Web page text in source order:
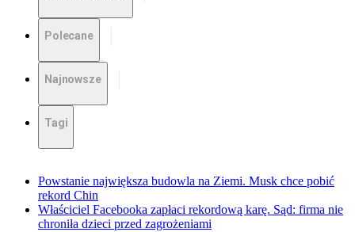
Polecane
Najnowsze
Tagi
Powstanie największa budowla na Ziemi. Musk chce pobić
rekord Chin
Właściciel Facebooka zapłaci rekordową karę. Sąd: firma nie
chroniła dzieci przed zagrożeniami